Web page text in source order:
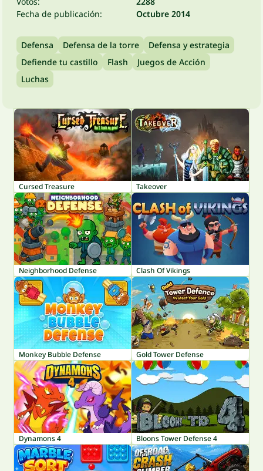
Fecha de publicación:
Octubre 2014
Defensa Defensa de la torre
Defensa y estrategia
Defiende tu castillo
Flash
Juegos de Acción
Luchas
Cursed Treasure Takeover
Neighborhood Defense Clash Of Vikings
Monkey Bubble Defense Gold Tower Defense
Dynamons 4 Bloons Tower Defense 4